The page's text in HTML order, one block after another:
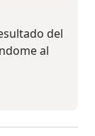
del
al